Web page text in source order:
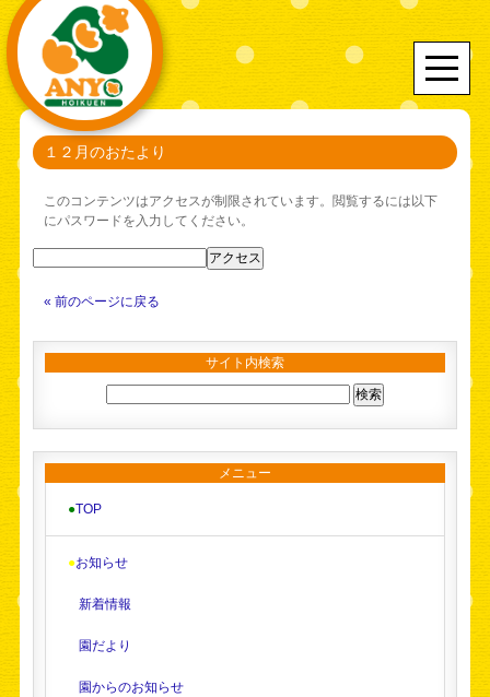
１２月のおたより
このコンテンツはアクセスが制限されています。閲覧するには以下
にパスワードを入力してください。
« 前のページに戻る
サイト内検索
メニュー
●TOP
●お知らせ
新着情報
園だより
園からのお知らせ